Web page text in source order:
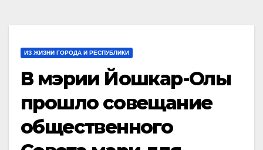
ИЗ ЖИЗНИ ГОРОДА И РЕСПУБЛИКИ
В мэрии Йошкар-Олы
прошло совещание
общественного